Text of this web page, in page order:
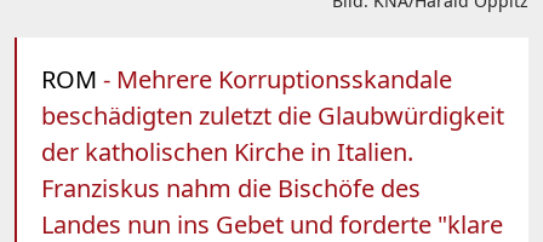
ROM - Mehrere Korruptionsskandale
beschädigten zuletzt die Glaubwürdigkeit
der katholischen Kirche in Italien.
Franziskus nahm die Bischöfe des
Landes nun ins Gebet und forderte "klare